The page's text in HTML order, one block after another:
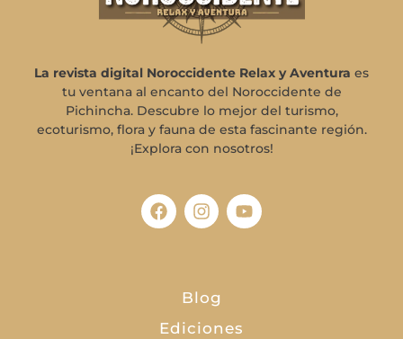
La revista digital Noroccidente Relax y Aventura es
tu ventana al encanto del Noroccidente de
Pichincha. Descubre lo mejor del turismo,
ecoturismo, flora y fauna de esta fascinante región.
¡Explora con nosotros!
Blog
Ediciones